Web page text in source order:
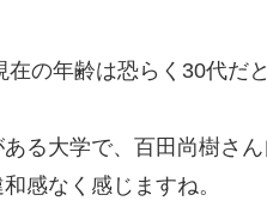
の年齢は恐らく30代だ
る大学で、百田尚樹さ
感なく感じますね。